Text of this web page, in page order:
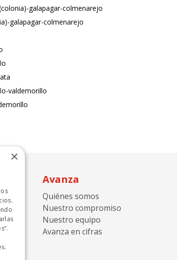
galapagar-colmenarejo
galapagar-colmenarejo
valdemorillo
Avanza
Quiénes somos
Nuestro compromiso
Nuestro equipo
Avanza en cifras
×